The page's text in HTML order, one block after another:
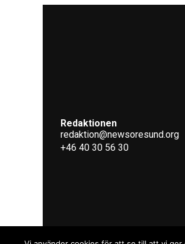
Redaktionen
redaktion@newsoresund.org
+46 40 30 56 30